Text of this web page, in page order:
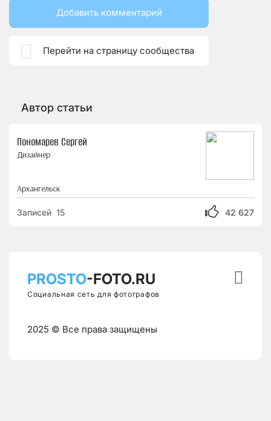
Добавить комментарий
Перейти на страницу сообщества
Автор статьи
Пономарев Сергей
Дизайнер
Архангельск
42 627
Записей 15
PROSTO-FOTO.RU
Социальная сеть для фотографов
2025 © Все права защищены
